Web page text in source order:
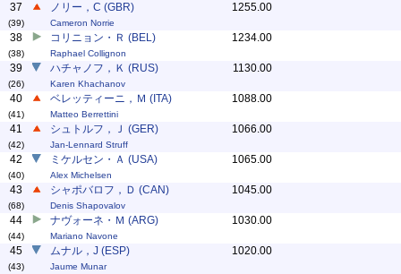
37
(39)
ノリー，C (GBR)
Cameron Norrie
1255.00
38
(38)
コリニョン・Ｒ (BEL)
Raphael Collignon
1234.00
39
(26)
ハチャノフ，Ｋ (RUS)
Karen Khachanov
1130.00
40
(41)
ベレッティーニ，Ｍ (ITA)
Matteo Berrettini
1088.00
41
(42)
シュトルフ，Ｊ (GER)
Jan-Lennard Struff
1066.00
42
(40)
ミケルセン・Ａ (USA)
Alex Michelsen
1065.00
43
(68)
シャポバロフ，Ｄ (CAN)
Denis Shapovalov
1045.00
44
(44)
ナヴォーネ・Ｍ (ARG)
Mariano Navone
1030.00
45
(43)
ムナル，J (ESP)
Jaume Munar
1020.00